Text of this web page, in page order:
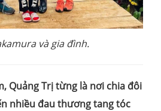
và gia đình.
Quảng Trị từng là nơi chia đôi
nhiều đau thương tang tóc